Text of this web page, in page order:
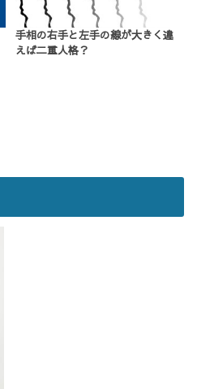
手相の右手と左手の線が大きく違
えば二重人格？